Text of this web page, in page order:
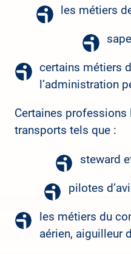
les métiers
certains métiers
l’administration
Certaines
transports tels que :
steward
pilotes
les métiers du
aérien, aiguilleur